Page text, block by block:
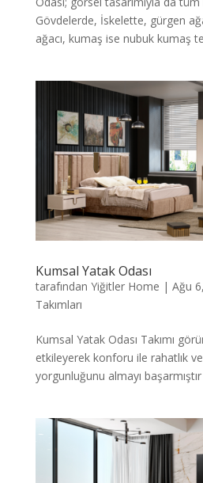
Gövdelerde, İskelette, gürgen
ağacı, kumaş ise nubuk kumaş
Kumsal Yatak Odası
tarafından Yiğitler Home | Ağu
Takımları
Kumsal Yatak Odası Takımı
etkileyerek konforu ile rahatlık
yorgunluğunu almayı başarmıştır